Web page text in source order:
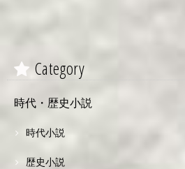
Category
時代・歴史小説
時代小説
歴史小説